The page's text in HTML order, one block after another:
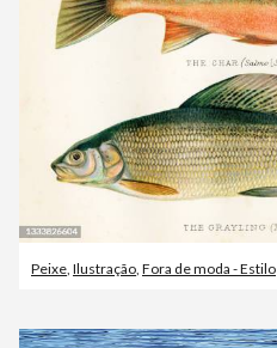
Peixe, Ilustração, Fora de moda - Estilo